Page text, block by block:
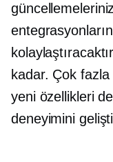
kadar. Çok
yeni özellikleri
deneyimini